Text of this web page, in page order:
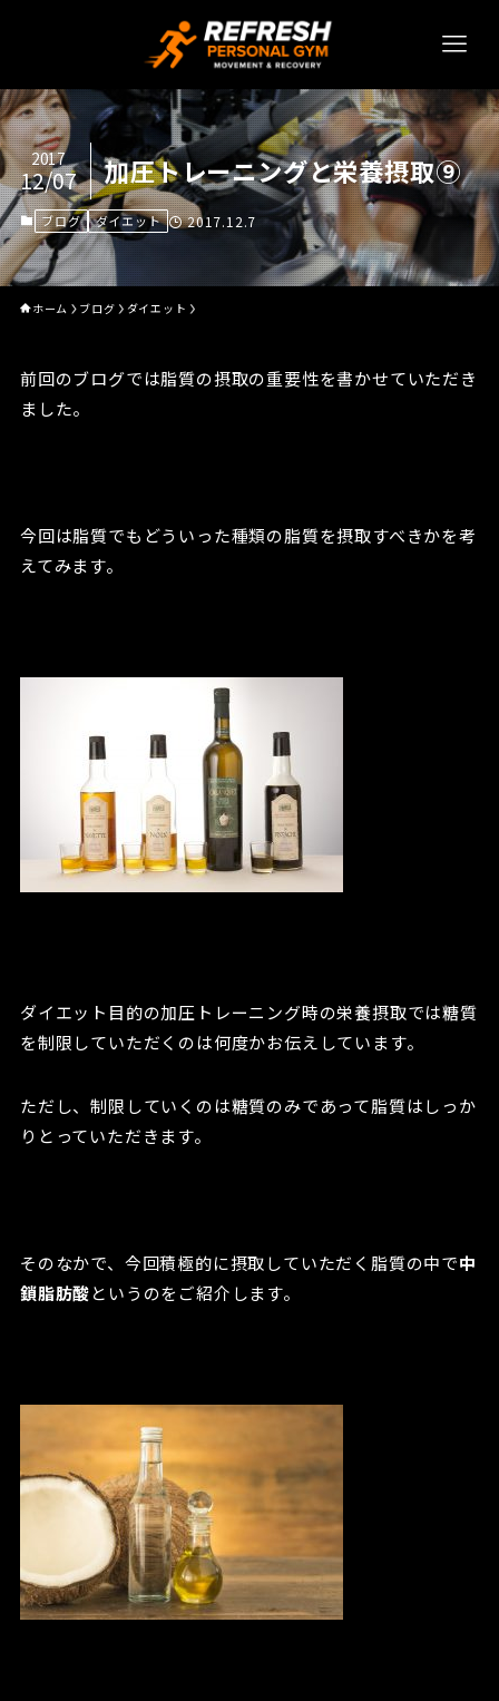
加圧トレーニングと栄養摂取⑨
2017
12/07
ブログ ダイエット 2017.12.7
ホーム ブログ ダイエット
前回のブログでは脂質の摂取の重要性を書かせていただき
ました。
今回は脂質でもどういった種類の脂質を摂取すべきかを考
えてみます。
ダイエット目的の加圧トレーニング時の栄養摂取では糖質
を制限していただくのは何度かお伝えしています。
ただし、制限していくのは糖質のみであって脂質はしっか
りとっていただきます。
そのなかで、今回積極的に摂取していただく脂質の中で中
鎖脂肪酸というのをご紹介します。